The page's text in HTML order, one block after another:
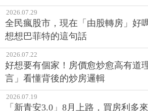
2026.07.29
全民瘋股市，現在「由股轉房」好
想想巴菲特的這句話
2026.07.22
好想要有個家！房價愈炒愈高有道
言」看懂背後的炒房邏輯
2026.07.19
「新青安3.0」8月上路，買房利多